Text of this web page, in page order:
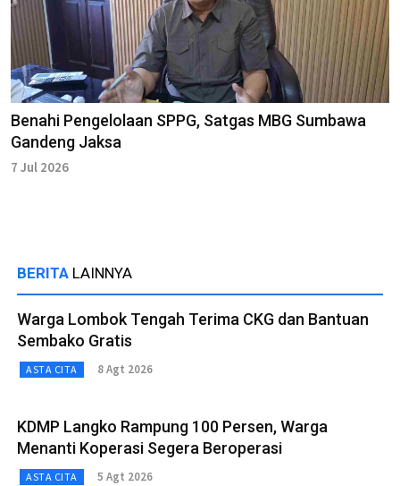
Benahi Pengelolaan SPPG, Satgas MBG Sumbawa
Gandeng Jaksa
7 Jul 2026
BERITA LAINNYA
Warga Lombok Tengah Terima CKG dan Bantuan
Sembako Gratis
ASTA CITA 8 Agt 2026
KDMP Langko Rampung 100 Persen, Warga
Menanti Koperasi Segera Beroperasi
ASTA CITA 5 Agt 2026